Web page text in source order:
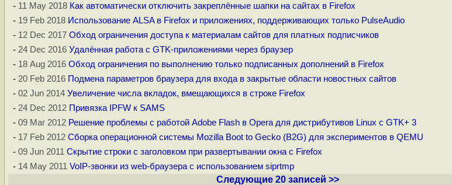
-11 May 2018 Как автоматически отключить закреплённые шапки на сайтах в Firefox
-19 Feb 2018 Использование ALSA в Firefox и приложениях, поддерживающих только PulseAudio
-12 Dec 2017 Обход ограничения доступа к материалам сайтов для платных подписчиков
-24 Dec 2016 Удалённая работа с GTK-приложениями через браузер
-18 Aug 2016 Обход ограничения по выполнению только подписанных дополнений в Firefox
-20 Feb 2016 Подмена параметров браузера для входа в закрытые области новостных сайтов
-02 Jun 2014 Увеличение числа вкладок, вмещающихся в строке Firefox
-24 Dec 2012 Привязка IPFW к SAMS
-09 Mar 2012 Решение проблемы с работой Adobe Flash в Opera для дистрибутивов Linux с GTK+ 3
-17 Feb 2012 Сборка операционной системы Mozilla Boot to Gecko (B2G) для экспериментов в QEMU
-09 Jun 2011 Скрытие строки с заголовком при развертывании окна с Firefox
-14 May 2011 VoIP-звонки из web-браузера с использованием siprtmp
Следующие 20 записей >>